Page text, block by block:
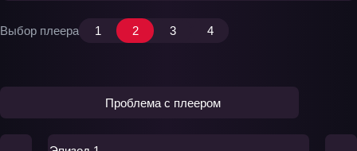
Выбор плеера 1 2 3 4
Проблема с плеером